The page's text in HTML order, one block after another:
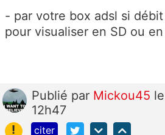
- par votre box adsl si
pour visualiser en SD ou en
Publié par Mickou45
12h47
!
citer